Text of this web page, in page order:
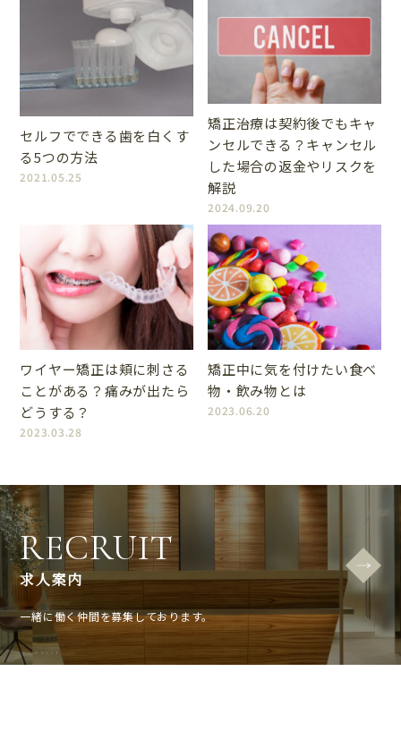
セルフでできる歯を白くす
る5つの方法
2021.05.25
矯正治療は契約後でもキャ
ンセルできる？キャンセル
した場合の返金やリスクを
解説
2024.09.20
ワイヤー矯正は頬に刺さる
ことがある？痛みが出たら
どうする？
2023.03.28
矯正中に気を付けたい食べ
物・飲み物とは
2023.06.20
RECRUIT
求人案内
一緒に働く仲間を募集しております。